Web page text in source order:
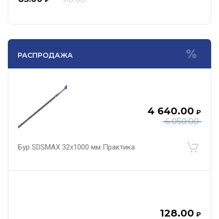
РАСПРОДАЖА
6 050.00
4 640.00 ₽
Бур SDSMAX 32х1000 мм Практика
128.00 ₽